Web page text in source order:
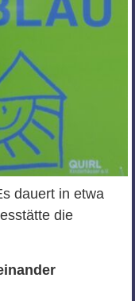
dauert in etwa
die